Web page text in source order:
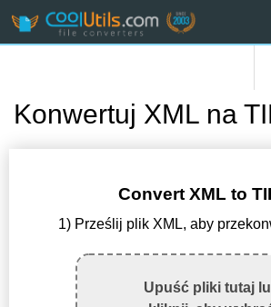
Konwertuj XML na
Convert XML to
1) Prześlij plik XML, aby
Upuść pliki tutaj